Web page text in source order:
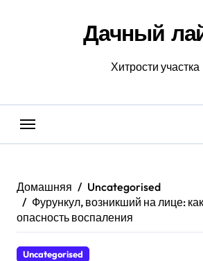
Дачный
Хитрости участка
Домашняя
Uncategorised
Фурункул, возникший на лице:
опасность воспаления
Uncategorised